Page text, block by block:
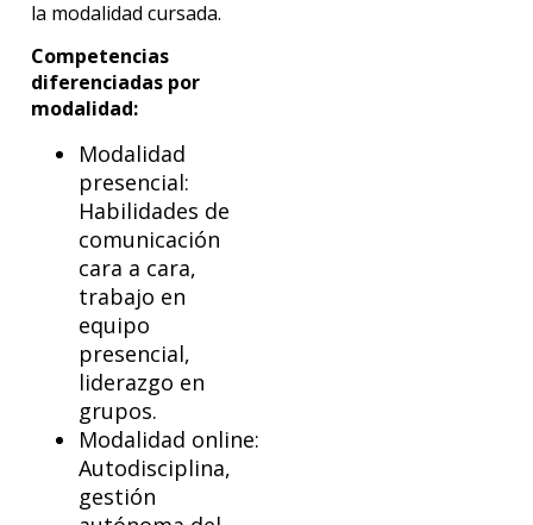
la modalidad cursada.
Competencias
diferenciadas por
modalidad:
Modalidad
presencial:
Habilidades de
comunicación
cara a cara,
trabajo en
equipo
presencial,
liderazgo en
grupos.
Modalidad online:
Autodisciplina,
gestión